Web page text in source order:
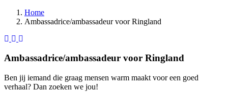
Home
Ambassadrice/ambassadeur voor Ringland
Ambassadrice/ambassadeur voor Ringland
Ben jij iemand die graag mensen warm maakt voor een goed
verhaal? Dan zoeken we jou!